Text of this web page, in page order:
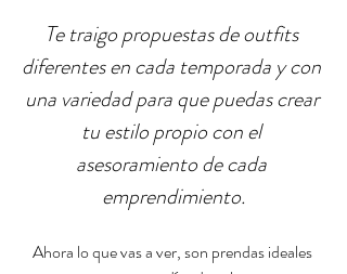
Te traigo propuestas de outfits
diferentes en cada temporada y con
una variedad para que puedas crear
tu estilo propio con el
asesoramiento de cada
emprendimiento.
Ahora lo que vas a ver, son prendas ideales